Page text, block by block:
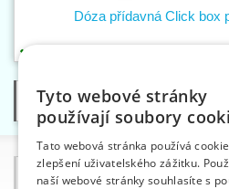
Dóza přídavná Click box
Kategorie
Informace
Tyto webové stránky
používají soubory
Tato webová stránka používá
zlepšení uživatelského zážitku.
naší webové stránky souhlasíte s